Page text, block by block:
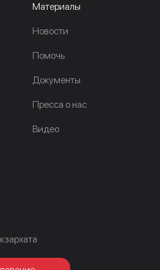
Материалы
Новости
Помочь
Документы
Пресса о нас
Видео